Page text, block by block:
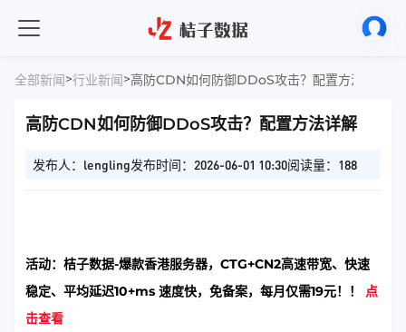
全部新闻>行业新闻>高防CDN如何防御DDoS攻击？配置方法详解
高防CDN如何防御DDoS攻击？配置方法详解
发布人：lengling发布时间：2026-06-01 10:30阅读量：188
活动：桔子数据-爆款香港服务器，CTG+CN2高速带宽、快速
稳定、平均延迟10+ms 速度快，免备案，每月仅需19元！！ 点
击查看